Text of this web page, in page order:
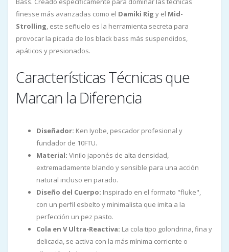
finesse más avanzadas como el Damiki Rig y el Mid-
Strolling, este señuelo es la herramienta secreta para
provocar la picada de los black bass más suspendidos,
apáticos y presionados.
Características Técnicas que
Marcan la Diferencia
Diseñador: Ken Iyobe, pescador profesional y
fundador de 10FTU.
Material: Vinilo japonés de alta densidad,
extremadamente blando y sensible para una acción
natural incluso en parado.
Diseño del Cuerpo: Inspirado en el formato "fluke",
con un perfil esbelto y minimalista que imita a la
perfección un pez pasto.
Cola en V Ultra-Reactiva: La cola tipo golondrina, fina y
delicada, se activa con la más mínima corriente o